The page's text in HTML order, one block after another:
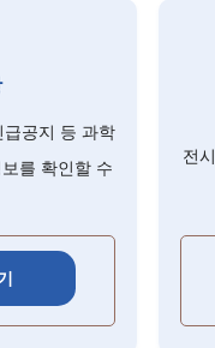
공지 등 과학
를 확인할 수
전